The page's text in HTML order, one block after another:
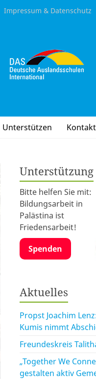
Impressum & Datenschutz
Unterstützen Kontakt
Unterstützung
Bitte helfen Sie mit:
Bildungsarbeit in
Palästina ist
Friedensarbeit!
Spenden
Aktuelles
Propst Joachim
Kumis nimmt
Freundeskreis
„Together We
gestalten aktiv